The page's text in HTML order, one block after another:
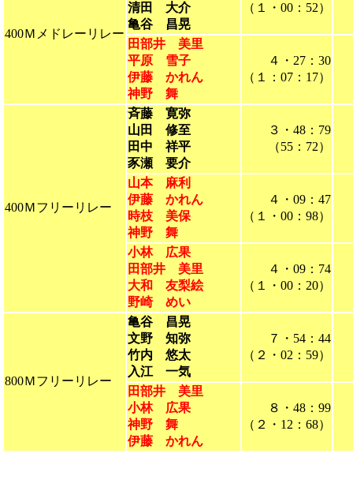
400Ｍメドレーリレー
清田 大介
亀谷 昌晃
（１・00：52）
田部井 美里
平原 雪子
伊藤 かれん
神野 舞
４・27：30
（１：07：17）
400Ｍフリーリレー
斉藤 寛弥
山田 修至
田中 祥平
豕瀬 要介
３・48：79
（55：72）
山本 麻利
伊藤 かれん
時枝 美保
神野 舞
４・09：47
（１・00：98）
小林 広果
田部井 美里
大和 友梨絵
野崎 めい
４・09：74
（１・00：20）
800Ｍフリーリレー
亀谷 昌晃
文野 知弥
竹内 悠太
入江 一気
７・54：44
（２・02：59）
田部井 美里
小林 広果
神野 舞
伊藤 かれん
８・48：99
（２・12：68）